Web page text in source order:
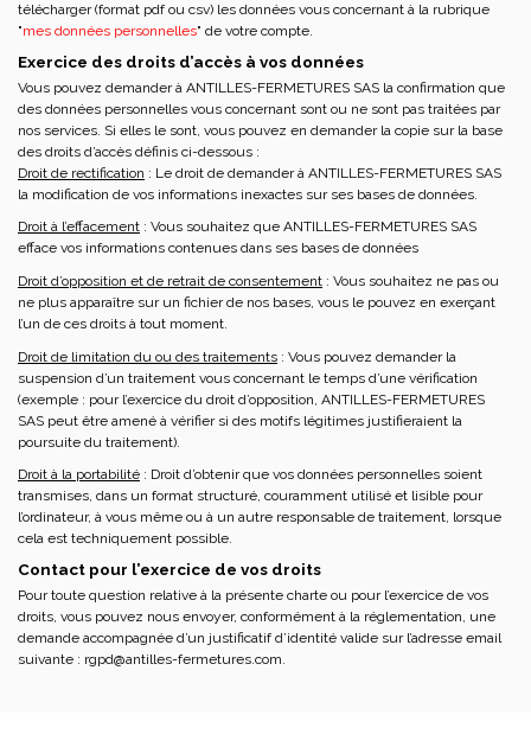
télécharger (format pdf ou csv) les données vous concernant à la rubrique
"mes données personnelles" de votre compte.
Exercice des droits d’accès à vos données
Vous pouvez demander à ANTILLES-FERMETURES SAS la confirmation que
des données personnelles vous concernant sont ou ne sont pas traitées par
nos services. Si elles le sont, vous pouvez en demander la copie sur la base
des droits d’accès définis ci-dessous :
Droit de rectification : Le droit de demander à ANTILLES-FERMETURES SAS
la modification de vos informations inexactes sur ses bases de données.
Droit à l’effacement : Vous souhaitez que ANTILLES-FERMETURES SAS
efface vos informations contenues dans ses bases de données
Droit d’opposition et de retrait de consentement : Vous souhaitez ne pas ou
ne plus apparaître sur un fichier de nos bases, vous le pouvez en exerçant
l’un de ces droits à tout moment.
Droit de limitation du ou des traitements : Vous pouvez demander la
suspension d’un traitement vous concernant le temps d’une vérification
(exemple : pour l’exercice du droit d’opposition, ANTILLES-FERMETURES
SAS peut être amené à vérifier si des motifs légitimes justifieraient la
poursuite du traitement).
Droit à la portabilité : Droit d’obtenir que vos données personnelles soient
transmises, dans un format structuré, couramment utilisé et lisible pour
l’ordinateur, à vous même ou à un autre responsable de traitement, lorsque
cela est techniquement possible.
Contact pour l’exercice de vos droits
Pour toute question relative à la présente charte ou pour l’exercice de vos
droits, vous pouvez nous envoyer, conformément à la réglementation, une
demande accompagnée d’un justificatif d’identité valide sur l’adresse email
suivante : rgpd@antilles-fermetures.com.